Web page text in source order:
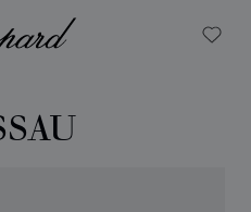
Chopard
My